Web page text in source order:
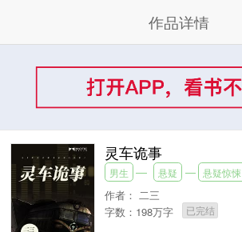
作品详情
灵车诡事
男生 悬疑 悬疑惊悚
作者： 二三
字数：198万字
已完结